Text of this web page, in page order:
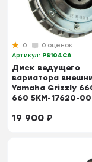
0
0 оценок
Артикул: PS104CA
Диск ведущего
вариатора
Yamaha Grizzly
660 5KM-17620-
19 900₽